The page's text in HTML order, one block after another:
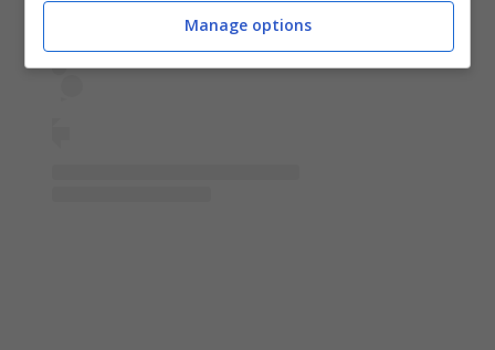
Manage options